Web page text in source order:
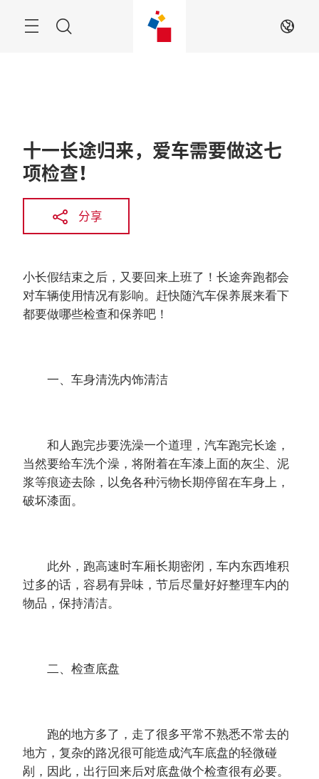
菜
ZH
十一长途归来，爱车需要做这七
项检查！
分享
小长假结束之后，又要回来上班了！长途奔跑都会
对车辆使用情况有影响。赶快随汽车保养展来看下
都要做哪些检查和保养吧！
一、车身清洗内饰清洁
和人跑完步要洗澡一个道理，汽车跑完长途，
当然要给车洗个澡，将附着在车漆上面的灰尘、泥
浆等痕迹去除，以免各种污物长期停留在车身上，
破坏漆面。
此外，跑高速时车厢长期密闭，车内东西堆积
过多的话，容易有异味，节后尽量好好整理车内的
物品，保持清洁。
二、检查底盘
跑的地方多了，走了很多平常不熟悉不常去的
地方，复杂的路况很可能造成汽车底盘的轻微碰
剐，因此，出行回来后对底盘做个检查很有必要。